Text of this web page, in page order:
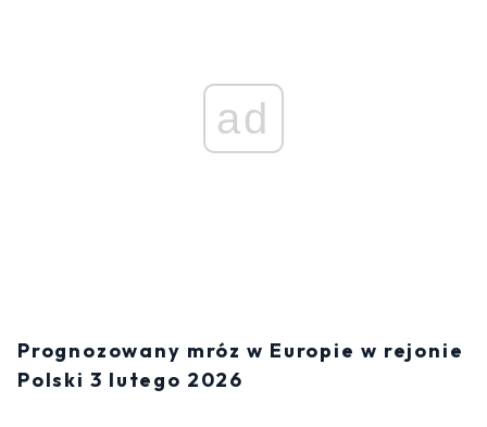
ad
Prognozowany mróz w Europie w rejonie
Polski 3 lutego 2026